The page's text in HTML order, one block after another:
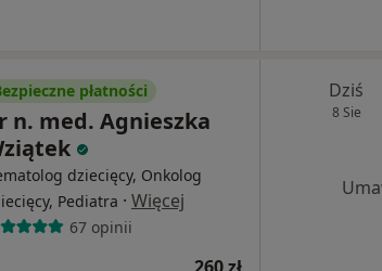
płatności
n. med. Agnieszka
dziecięcy, Onkolog
Pediatra · Więcej
67 opinii
Dziś
8 Sie